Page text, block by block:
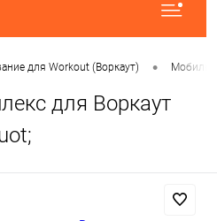
для Workout (Воркаут) •
для Воркаут